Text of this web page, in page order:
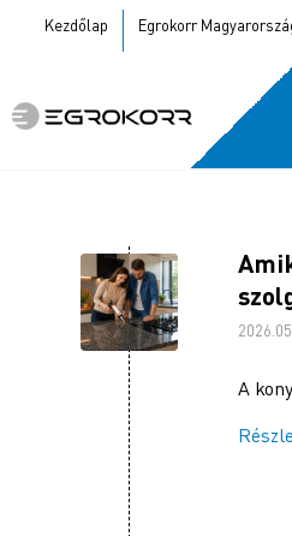
Kezdőlap Egrokorr
A